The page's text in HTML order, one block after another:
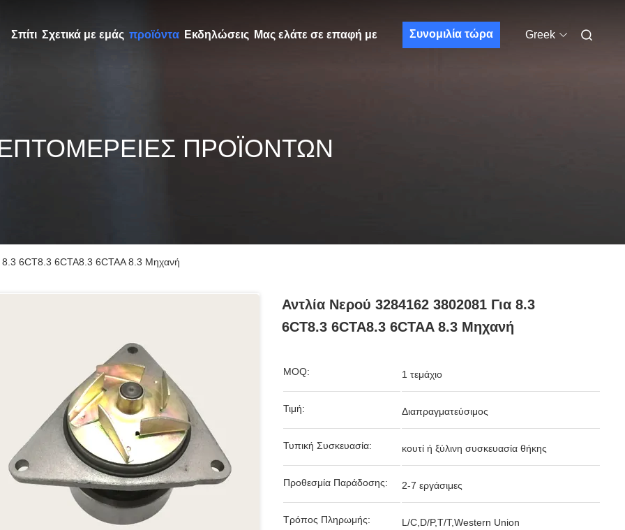
Σπίτι Σχετικά με εμάς προϊόντα Εκδηλώσεις Μας ελάτε σε επαφή με Συνομιλία τώρα Greek
ΠΡΟΪΌΝΤΩΝ
8.3 6CT8.3 6CTA8.3 6CTAA 8.3 Μηχανή
Αντλία Νερού 3284162 3802081 Για 8.3
6CT8.3 6CTA8.3 6CTAA 8.3 Μηχανή
MOQ: 1 τεμάχιο
Τιμή: Διαπραγματεύσιμος
Τυπική Συσκευασία: κουτί ή ξύλινη συσκευασία θήκης
Προθεσμία Παράδοσης: 2-7 εργάσιμες
Τρόπος Πληρωμής: L/C,D/P,T/T,Western Union